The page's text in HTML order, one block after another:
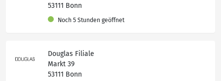
53111 Bonn
Noch 5 Stunden geöffnet
Douglas Filiale
Markt 39
53111 Bonn